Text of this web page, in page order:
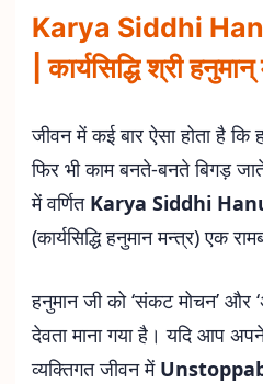
Karya Siddhi
| कार्यसिद्धि श्री
जीवन में कई बार ऐसा होता है
फिर भी काम बनते-बनते बिगड़
में वर्णित Karya Siddhi
(कार्यसिद्धि हनुमान मन्त्र) एक
हनुमान जी को ‘संकट मोचन’ और
देवता माना गया है। यदि आप
व्यक्तिगत जीवन में